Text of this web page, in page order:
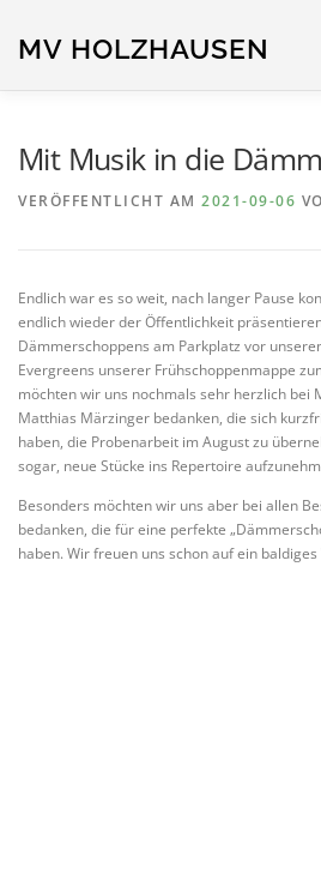
springen
MV HOLZHAUSEN
Mit Musik in die
VERÖFFENTLICHT AM 2021-09-06
Endlich war es so weit, nach langer Pause
endlich wieder der Öffentlichkeit
Dämmerschoppens am Parkplatz vor
Evergreens unserer Frühschoppenmappe
möchten wir uns nochmals sehr herzlich bei
Matthias Märzinger bedanken, die sich
haben, die Probenarbeit im August zu
sogar, neue Stücke ins Repertoire
Besonders möchten wir uns aber bei allen
bedanken, die für eine perfekte
haben. Wir freuen uns schon auf ein